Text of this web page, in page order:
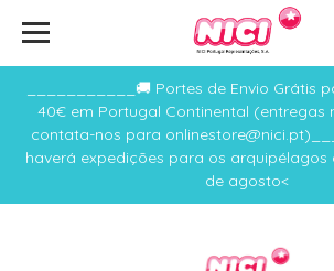
___________🚚 Portes de Envio Grátis
40€ em Portugal Continental (entregas
contata-nos para
haverá expedições para os arquipélagos
de agosto<